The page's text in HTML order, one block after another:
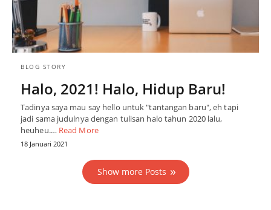
BLOG STORY
Halo, 2021! Halo, Hidup Baru!
Tadinya saya mau say hello untuk "tantangan baru", eh tapi
jadi sama judulnya dengan tulisan halo tahun 2020 lalu,
heuheu.… Read More
18 Januari 2021
Show more Posts